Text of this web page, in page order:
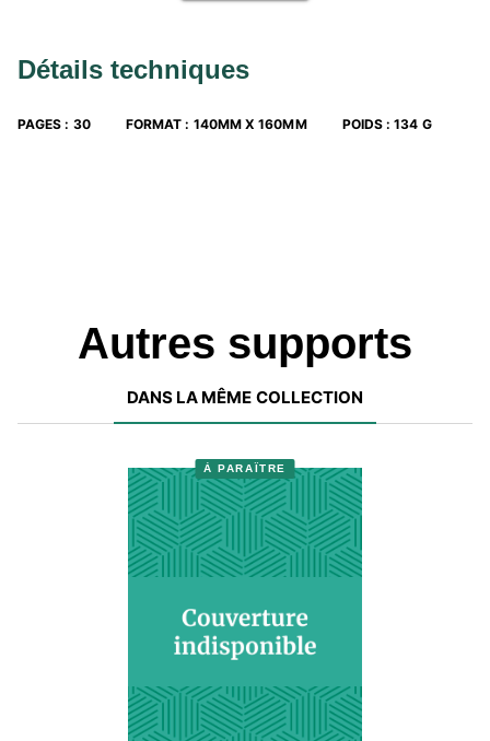
préparer à l’apprentissage de la lecture, et de comprendre
Des petites histoires qui font parler les enfants !
Détails techniques
PAGES : 30 FORMAT : 140MM X 160MM POIDS :134 G
Autres supports
DANS LA MÊME COLLECTION
À PARAÎTRE